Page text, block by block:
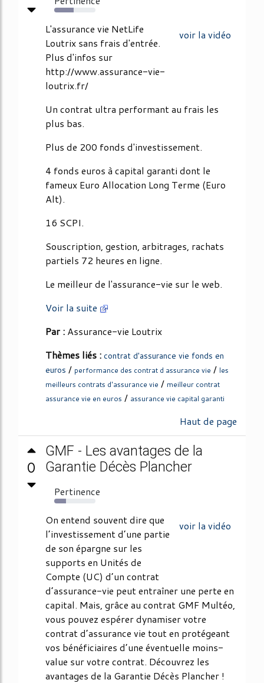
47%
voir la vidéo
L'assurance vie NetLife
Loutrix sans frais d'entrée.
Plus d'infos sur
http://www.assurance-vie-
loutrix.fr/
Un contrat ultra performant au frais les
plus bas.
Plus de 200 fonds d'investissement.
4 fonds euros à capital garanti dont le
fameux Euro Allocation Long Terme (Euro
Alt).
16 SCPI.
Souscription, gestion, arbitrages, rachats
partiels 72 heures en ligne.
Le meilleur de l'assurance-vie sur le web.
Voir la suite
Par : Assurance-vie Loutrix
Thèmes liés : contrat d'assurance vie fonds en
euros / performance des contrat d assurance vie / les
meilleurs contrats d'assurance vie / meilleur contrat
assurance vie en euros / assurance vie capital garanti
Haut de page
0
GMF - Les avantages de la
Garantie Décès Plancher
Pertinence
29%
voir la vidéo
On entend souvent dire que
l’investissement d’une partie
de son épargne sur les
supports en Unités de
Compte (UC) d’un contrat
d’assurance-vie peut entraîner une perte en
capital. Mais, grâce au contrat GMF Multéo,
vous pouvez espérer dynamiser votre
contrat d’assurance vie tout en protégeant
vos bénéficiaires d’une éventuelle moins-
value sur votre contrat. Découvrez les
avantages de la Garantie Décès Plancher !